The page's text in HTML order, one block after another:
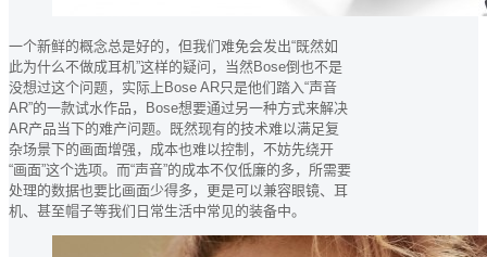
一个新鲜的概念总是好的，但我们难免会发出“既然如
此为什么不做成耳机”这样的疑问，当然Bose倒也不是
没想过这个问题，实际上Bose AR只是他们踏入“声音
AR”的一款试水作品，Bose想要通过另一种方式来解决
AR产品当下的难产问题。既然现有的技术难以满足复
杂场景下的画面增强，成本也难以控制，不妨先绕开
“画面”这个选项。而“声音”的成本不仅低廉的多，所需要
处理的数据也要比画面少得多，更是可以兼容眼镜、耳
机、甚至帽子等我们日常生活中常见的装备中。